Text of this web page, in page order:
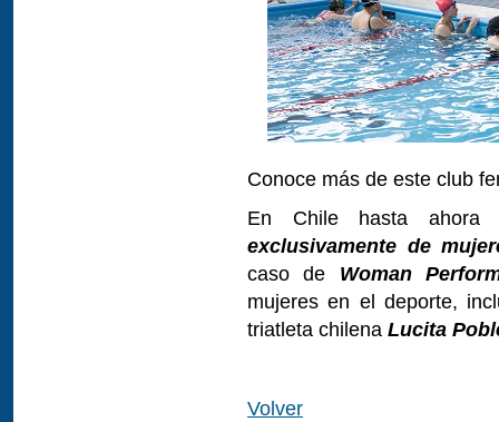
Conoce más de este club
En Chile hasta ahora
exclusivamente de
caso de Woman
mujeres en el deporte,
triatleta chilena Lucita
Volver